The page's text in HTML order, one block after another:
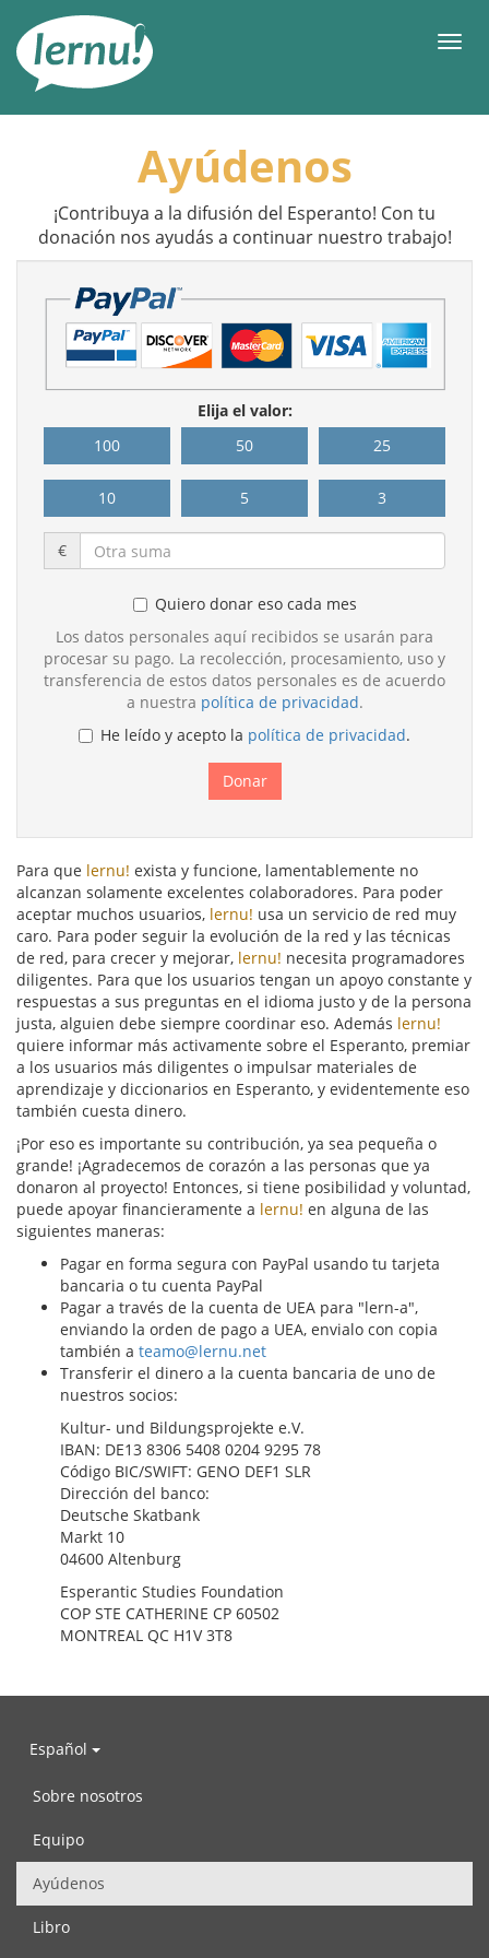
Ayúdenos
¡Contribuya a la difusión del Esperanto! Con tu
donación nos ayudás a continuar nuestro trabajo!
Elija el valor:
100
50 25
10 5 3
€
Quiero donar eso cada mes
Los datos personales aquí recibidos se usarán para
procesar su pago. La recolección, procesamiento, uso y
transferencia de estos datos personales es de acuerdo
a nuestra política de privacidad.
He leído y acepto la política de privacidad.
Para que lernu! exista y funcione, lamentablemente no
alcanzan solamente excelentes colaboradores. Para poder
aceptar muchos usuarios, lernu! usa un servicio de red muy
caro. Para poder seguir la evolución de la red y las técnicas
de red, para crecer y mejorar, lernu! necesita programadores
diligentes. Para que los usuarios tengan un apoyo constante y
respuestas a sus preguntas en el idioma justo y de la persona
justa, alguien debe siempre coordinar eso. Además lernu!
quiere informar más activamente sobre el Esperanto, premiar
a los usuarios más diligentes o impulsar materiales de
aprendizaje y diccionarios en Esperanto, y evidentemente eso
también cuesta dinero.
¡Por eso es importante su contribución, ya sea pequeña o
grande! ¡Agradecemos de corazón a las personas que ya
donaron al proyecto! Entonces, si tiene posibilidad y voluntad,
puede apoyar financieramente a lernu! en alguna de las
siguientes maneras:
Pagar en forma segura con PayPal usando tu tarjeta
bancaria o tu cuenta PayPal
Pagar a través de la cuenta de UEA para "lern-a",
enviando la orden de pago a UEA, envialo con copia
también a teamo@lernu.net
Transferir el dinero a la cuenta bancaria de uno de
nuestros socios:
Kultur- und Bildungsprojekte e.V.
IBAN: DE13 8306 5408 0204 9295 78
Código BIC/SWIFT: GENO DEF1 SLR
Dirección del banco:
Deutsche Skatbank
Markt 10
04600 Altenburg
Esperantic Studies Foundation
COP STE CATHERINE CP 60502
MONTREAL QC H1V 3T8
Español
Sobre nosotros
Equipo
Ayúdenos
Libro